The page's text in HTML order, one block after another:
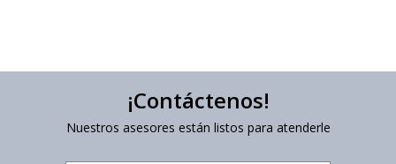
¡Contáctenos!
Nuestros asesores están listos para atenderle